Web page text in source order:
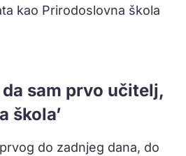
kao Prirodoslovna škola
da sam prvo učitelj,
škola’
do zadnjeg dana, do